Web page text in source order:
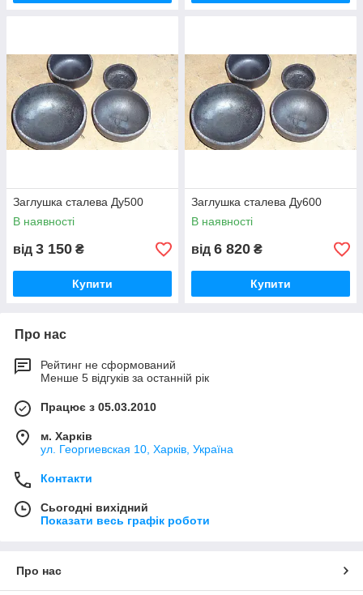
Заглушка сталева Ду500
В наявності
від 3 150 ₴
Купити
Заглушка сталева Ду600
В наявності
від 6 820 ₴
Купити
Про нас
Рейтинг не сформований
Менше 5 відгуків за останній рік
Працює з 05.03.2010
м. Харків
ул. Георгиевская 10, Харків, Україна
Контакти
Сьогодні вихідний
Показати весь графік роботи
Про нас